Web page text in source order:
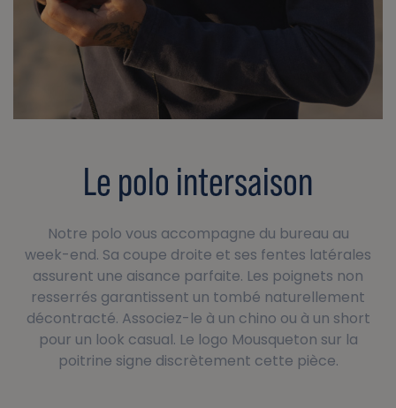
Le polo intersaison
Notre polo vous accompagne du bureau au
week-end. Sa coupe droite et ses fentes latérales
assurent une aisance parfaite. Les poignets non
resserrés garantissent un tombé naturellement
décontracté. Associez-le à un chino ou à un short
pour un look casual. Le logo Mousqueton sur la
poitrine signe discrètement cette pièce.